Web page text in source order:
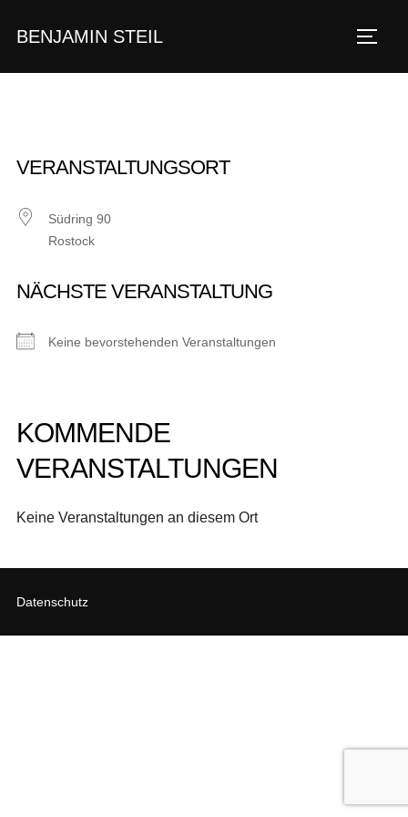
InhaltBENJAMIN STEIL
VERANSTALTUNGSORT
Südring 90
Rostock
NÄCHSTE VERANSTALTUNG
Keine bevorstehenden Veranstaltungen
KOMMENDE
VERANSTALTUNGEN
Keine Veranstaltungen an diesem Ort
Datenschutz